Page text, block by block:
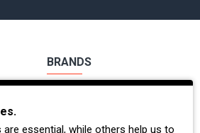
BRANDS
essential, while others help us to